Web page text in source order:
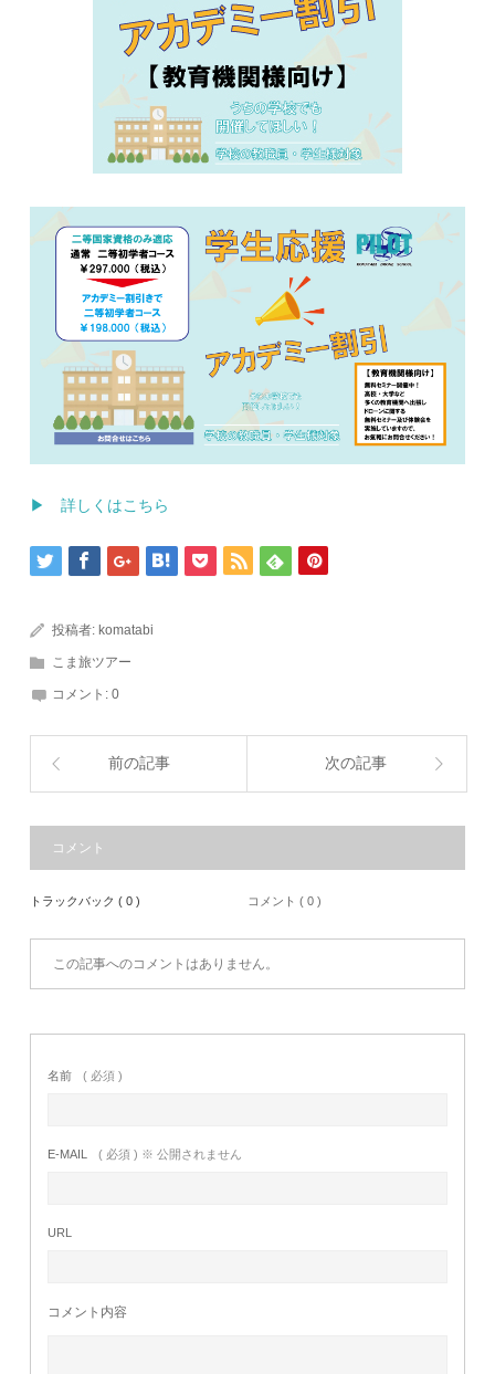
▶ 詳しくはこちら
投稿者: komatabi
こま旅ツアー
コメント:0
前の記事 次の記事
コメント
トラックバック ( 0 ) コメント ( 0 )
この記事へのコメントはありません。
名前 ( 必須 )
E-MAIL ( 必須 ) ※ 公開されません
URL
コメント内容